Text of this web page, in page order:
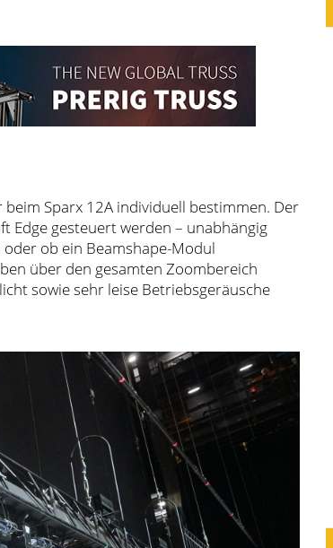
Sparx 12A individuell bestimmen. Der
Edge gesteuert werden – unabhängig
ob ein Beamshape-Modul
über den gesamten Zoombereich
sowie sehr leise Betriebsgeräusche